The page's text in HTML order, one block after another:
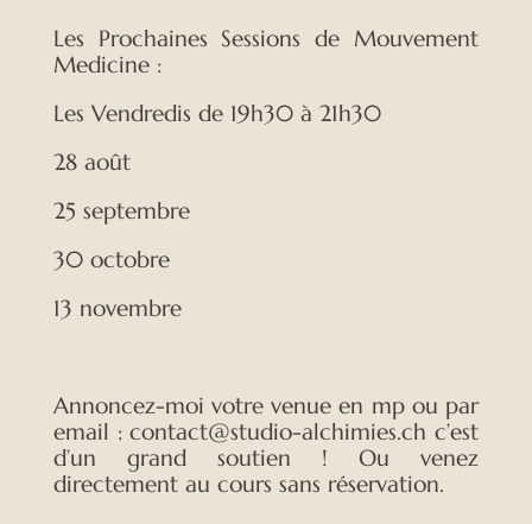
Les Prochaines Sessions de Mouvement
Medicine :
Les Vendredis de 19h30 à 21h30
28 août
25 septembre
30 octobre
13 novembre
Annoncez-moi votre venue en mp ou par
email :contact@studio-alchimies.ch c’est
d’un grand soutien ! Ou venez
directement au cours sans réservation.